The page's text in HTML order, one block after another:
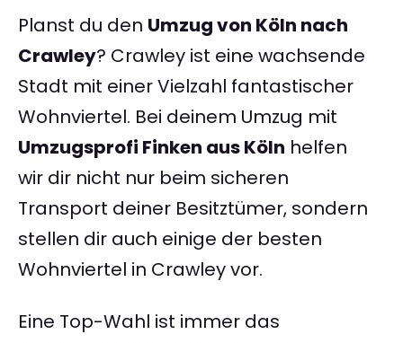
Planst du den Umzug von Köln nach
Crawley? Crawley ist eine wachsende
Stadt mit einer Vielzahl fantastischer
Wohnviertel. Bei deinem Umzug mit
Umzugsprofi Finken aus Köln helfen
wir dir nicht nur beim sicheren
Transport deiner Besitztümer, sondern
stellen dir auch einige der besten
Wohnviertel in Crawley vor.
Eine Top-Wahl ist immer das